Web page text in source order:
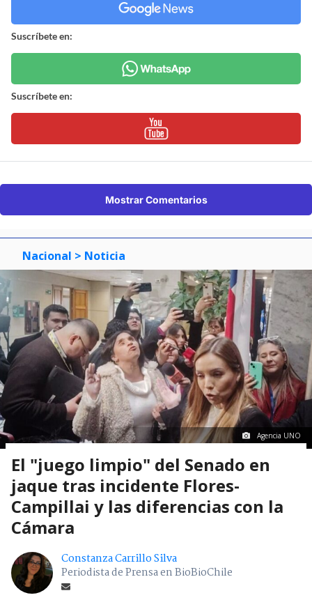
Suscríbete en:
Suscríbete en:
Mostrar Comentarios
Nacional > Noticia
Agencia UNO
El "juego limpio" del Senado en
jaque tras incidente Flores-
Campillai y las diferencias con la
Cámara
Constanza Carrillo Silva
Periodista de Prensa en BioBioChile